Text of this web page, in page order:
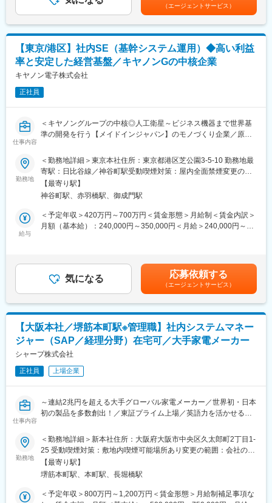
■ゆくゆくお任せする業務：
・ERPのアップデート機能調査と開発
半年に1度のアップデート情報を入手してアップデートの詳細を調
査します。
テスト環境で新機能を実際に使って詳細を把握し、必要な準備を
洗い出してリリースを行います。
このフェーズでは新機能への探究心を発揮してください。
＜その他業務＞
・会議参加
・仕様書の作成
・ERPアドオン機能の開発
・各種社内システム運用管理（入退職者のアカウント作成・削
8:30～8:40 メールチェック、業務予定確認
8:40～9:30 本部朝会、課朝会参加
9:30～10:00 社内システムメンテナンス業務（サーバ稼働状況チ
10:00～12:00 自社情報をもとにしたAIチャットツール開発
12:00～12:45 休憩
グ打合せ15:00～15:10 休憩
15:10～17:15 AI活用提案資料作成業務
17:15 業務終了
■当社について
温度、光、圧力など各種センサーの開発製造を手掛ける電子部品
セラミックス技術を用いた"バルクセンサ"と、半導体技術を融合さ
せた独創の"薄膜センサ"を応用し、新しいセンシングデバイスを開
変更の範囲：会社の定める業務
（エージェントサービス）
【東京/港区】社内SE（基幹システム運用）◆高い利益
率と安定した経営基盤／キヤノンGの中核企業
キヤノン電子株式会社
正社員
仕事内容
＜キヤノングループの中核◎人工衛星～ビジネス機器まで世界基
準の開発を行う【メイドインジャパン】のモノづくり企業／原則
■業務内容：
当社は、キヤノングループの中核企業として、人工衛星やビジネ
ス機器などの「開発」「生産」「販売」を行うメーカーです。
同ポジションの方には、基幹システムの運用をお任せします。
■当社について：
・キヤノンという国内屈指の大企業における中核企業で、「精密
・世界基準の製品開発を行い、世界シェアNo.1製品を多数保有。
また特許取得にも積極的に取り組む【メイドインジャパン】のモ
ノづくり企業。
・景気の波に強い強固な経営基盤を持ち、経常利益が10年平均で
10%と高水準（製造業平均3～5%）
・「原則転勤はなし」関東に根差して生活。また、規模感が大き
が広く配置転換も少ない。
・社員の成長と自己実現をサポートする人事制度。自己開発制度
勤務地
＜勤務地詳細＞東京本社住所：東京都港区芝公園3-5-10 勤務地最
寄駅：日比谷線／神谷町駅受動喫煙対策：屋内全面禁煙変更の範
囲：会社の定める事業所
【最寄り駅】
神谷町駅、赤羽橋駅、御成門駅
給与
＜予定年収＞420万円～700万円＜賃金形態＞月給制＜賃金内訳＞
月額（基本給）：240,000円～350,000円＜月給＞240,000円～
であり、選考を通じて上下する可能性があります。月給(月額)は固
定手当を含めた表記です。
気になる 応募依頼する
（エージェントサービス）
【大阪本社／堺筋本町駅※管理職】社内システムマネー
ジャー（SAP／経理分野）在宅可／大手家電メーカー
シャープ株式会社
正社員 上場企業
仕事内容
～連結2兆円を超える大手グローバル家電メーカー／世界初・日本
初の製品を多数創出！／東証プライム上場／英語力を活かせる／
★次の日本初、世界初をつくりだしていく”シャープ株式会社”に
て、
IT経理分野マネージャー（管理職採用）をお任せいたします！
■業務内容：
（1）日本及び海外のSAPシステム（経理業務領域）を統合・横展
勤務地
＜勤務地詳細＞新本社住所：大阪府大阪市中央区久太郎町2丁目1-
25 受動喫煙対策：敷地内喫煙可能場所あり変更の範囲：会社の定
める事業所（リモートワーク含む）
【最寄り駅】
堺筋本町駅、本町駅、長堀橋駅
＜予定年収＞800万円～1,200万円＜賃金形態＞月給制補足事項な